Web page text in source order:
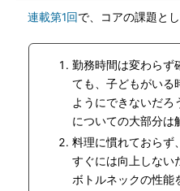
連載第1回で、コアの課題と
勤務時間は変わらず
ても、子どもがいる
ようにできないだろ
についての大部分は
料理に慣れておらず
すぐには向上しない
ボトルネックの性能